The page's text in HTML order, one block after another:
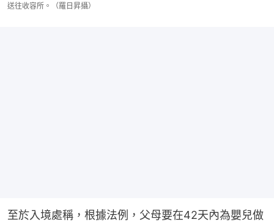
送往收容所。（羅日昇攝）
至於入境處稱，根據法例，父母要在42天內為嬰兒做